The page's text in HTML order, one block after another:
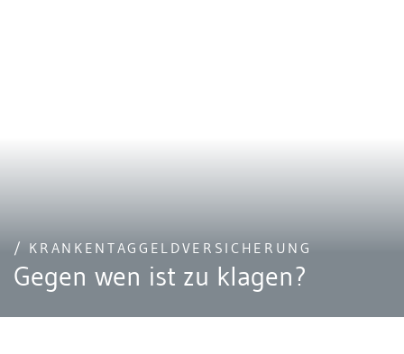
/ KRANKENTAGGELDVERSICHERUNG
Gegen wen ist zu klagen?